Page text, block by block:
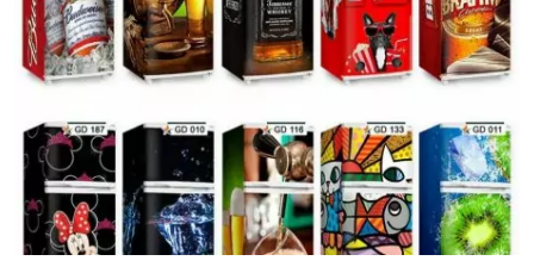
Geladeira
LGPD
Materiais & Ferramentas
Galeria